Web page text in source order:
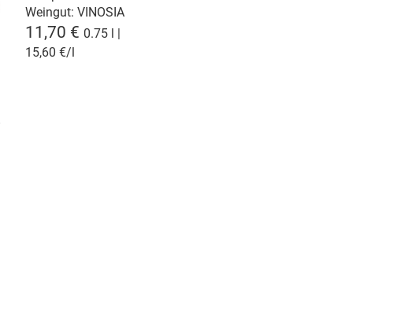
Weingut:VINOSIA
11,70 € 0.75 l |
15,60 €/l